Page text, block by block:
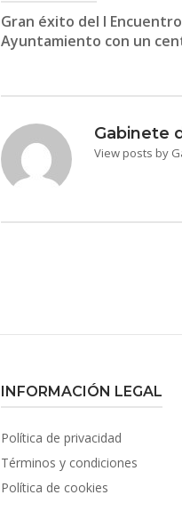
navigation
Gran éxito del I
Ayuntamiento con un
Gabinete
View posts by
INFORMACIÓN LEGAL
Política de privacidad
Términos y condiciones
Política de cookies